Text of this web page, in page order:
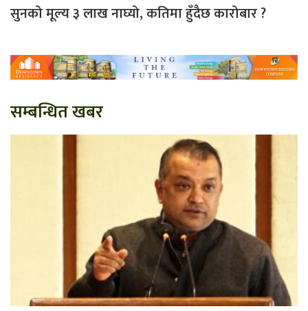
सुनको मूल्य ३ लाख नाघ्यो, कतिमा हुँदैछ कारोबार ?
सम्बन्धित खबर